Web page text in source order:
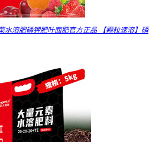
水溶肥磷钾肥叶面肥官方正品 【颗粒速溶】磷